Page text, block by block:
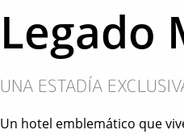
Legado
UNA ESTADÍA
Un hotel emblemático que